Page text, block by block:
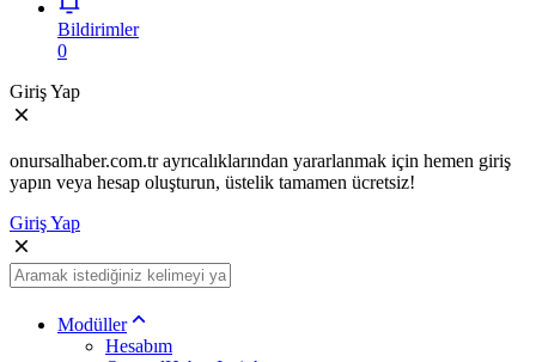
Bildirimler
0
Giriş Yap
onursalhaber.com.tr ayrıcalıklarından yararlanmak için hemen giriş
yapın veya hesap oluşturun, üstelik tamamen ücretsiz!
Giriş Yap
Modüller
Hesabım